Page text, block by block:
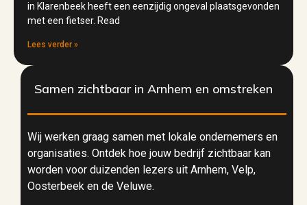
in Klarenbeek heeft een eenzijdig ongeval plaatsgevonden
met een fietser. Read
Lees verder »
Samen zichtbaar in Arnhem en omstreken
Wij werken graag samen met lokale ondernemers en
organisaties. Ontdek hoe jouw bedrijf zichtbaar kan
worden voor duizenden lezers uit Arnhem, Velp,
Oosterbeek en de Veluwe.